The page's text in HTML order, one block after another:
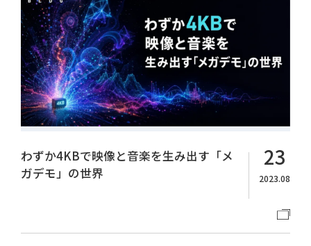
わずか4KBで映像と音楽を生み出す「メ
ガデモ」の世界
23
2023.08